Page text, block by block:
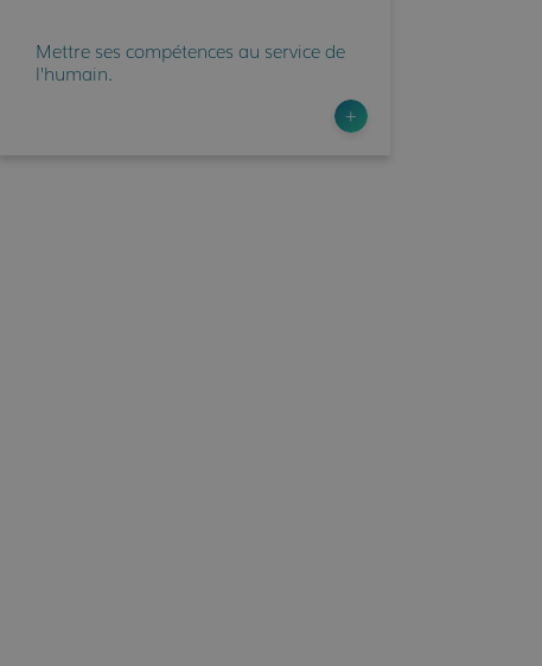
Mettre ses compétences au service de
l’humain.